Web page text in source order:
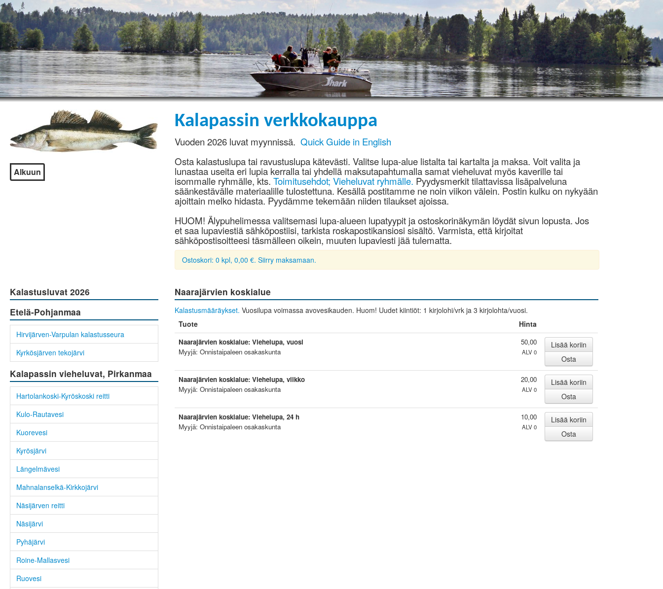
Alkuun
Kalapassin verkkokauppa
Vuoden 2026 luvat myynnissä.Quick Guide in English
Osta kalastuslupa tai ravustuslupa kätevästi. Valitse lupa-alue listalta tai kartalta ja maksa. Voit valita ja
lunastaa useita eri lupia kerralla tai yhdellä maksutapahtumalla samat vieheluvat myös kaverille tai
isommalle ryhmälle, kts.Toimitusehdot; Vieheluvat ryhmälle. Pyydysmerkit tilattavissa lisäpalveluna
säänkestävälle materiaalille tulostettuna. Kesällä postitamme ne noin viikon välein. Postin kulku on nykyään
ajoittain melko hidasta. Pyydämme tekemään niiden tilaukset ajoissa.
HUOM! Älypuhelimessa valitsemasi lupa-alueen lupatyypit ja ostoskorinäkymän löydät sivun lopusta. Jos
et saa lupaviestiä sähköpostiisi, tarkista roskapostikansiosi sisältö. Varmista, että kirjoitat
sähköpostisoitteesi täsmälleen oikein, muuten lupaviesti jää tulematta.
Ostoskori: 0 kpl, 0,00 €. Siirry maksamaan.
Kalastusluvat 2026
Etelä-Pohjanmaa
Hirvijärven-Varpulan kalastusseura
Kyrkösjärven tekojärvi
Kalapassin vieheluvat, Pirkanmaa
Hartolankoski-Kyröskoski reitti
Kulo-Rautavesi
Kuorevesi
Kyrösjärvi
Längelmävesi
Mahnalanselkä-Kirkkojärvi
Näsijärven reitti
Näsijärvi
Pyhäjärvi
Roine-Mallasvesi
Ruovesi
Naarajärvien koskialue
Kalastusmääräykset. Vuosilupa voimassa avovesikauden. Huom! Uudet kiintiöt: 1 kirjolohi/vrk ja 3 kirjolohta/vuosi.
Tuote
Hinta
Naarajärvien koskialue: Viehelupa, vuosi
Myyjä: Onnistaipaleen osakaskunta
50,00
ALV 0
Naarajärvien koskialue: Viehelupa, viikko
Myyjä: Onnistaipaleen osakaskunta
20,00
ALV 0
Naarajärvien koskialue: Viehelupa, 24 h
Myyjä: Onnistaipaleen osakaskunta
10,00
ALV 0